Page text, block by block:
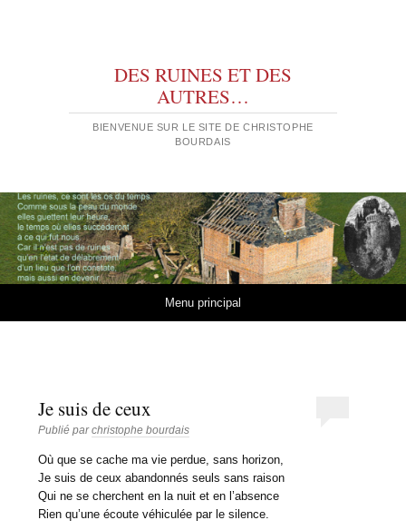
DES RUINES ET DES
AUTRES…
BIENVENUE SUR LE SITE DE CHRISTOPHE
BOURDAIS
Menu principal
Je suis de ceux
Publié parchristophe bourdais
Où que se cache ma vie perdue, sans horizon,
Je suis de ceux abandonnés seuls sans raison
Qui ne se cherchent en la nuit et en l’absence
Rien qu’une écoute véhiculée par le silence.